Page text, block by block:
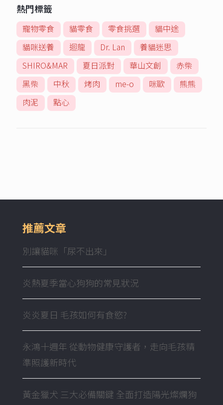
熱門標籤
寵物零食 貓零食 零食挑選
貓中途
貓咪送養
迴龍 Dr. Lan
養貓迷思
SHIRO&MAR
夏日派對 華山文創
赤柴
黑柴
中秋 烤肉 me-o 咪歐
熊熊
肉泥
點心
推薦文章
別讓貓咪「尿不出來」
炎熱夏季當心狗狗的常見狀況
炎炎夏日 毛孩如何有食慾?
永鴻十週年 從動物健康守護者，走向毛孩精
準照護新時代
黃金獵犬 三大必備關鍵 全面打造陽光燦爛狗